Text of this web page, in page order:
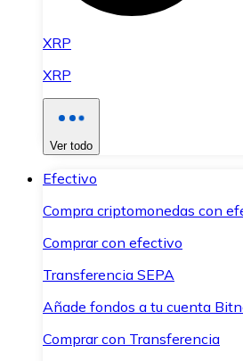
XRP
XRP
Ver todo
Efectivo
Compra criptomonedas con
Comprar con efectivo
Transferencia SEPA
Añade fondos a tu cuenta
Comprar con Transferencia